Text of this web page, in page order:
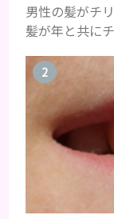
男性の髪がチ
髪が年と共に
にツヤがあっ
でペタンと
ょう。特に
以降の男性に
髪が生え変わ
ます。髪が太